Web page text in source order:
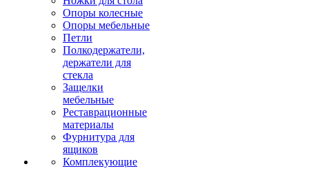
Опоры колесные
Опоры мебельные
Петли
Полкодержатели,
держатели для
стекла
Защелки
мебельные
Реставрационные
материалы
Фурнитура для
ящиков
Комплекующие